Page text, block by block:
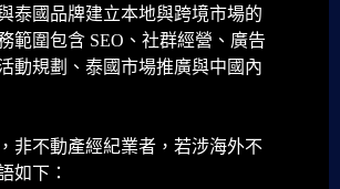
泰國品牌建立本地與跨境市場的
範圍包含 SEO、社群經營、廣告
動規劃、泰國市場推廣與中國內
非不動產經紀業者，若涉海外不
如下：